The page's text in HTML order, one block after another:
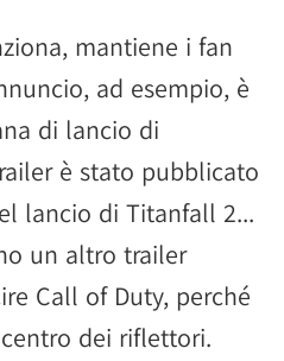
mantiene i fan
ad esempio, è
di lancio di
è stato pubblicato
lancio di Titanfall 2...
un altro trailer
Call of Duty, perché
dei riflettori.